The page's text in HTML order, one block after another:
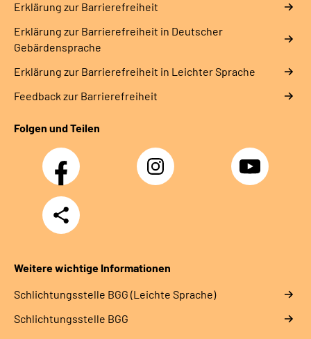
Erklärung zur Barrierefreiheit
Erklärung zur Barrierefreiheit in Deutscher
Gebärdensprache
Erklärung zur Barrierefreiheit in Leichter Sprache
Feedback zur Barrierefreiheit
Folgen und Teilen
Facebook Instagram YouTube
Teilen
Weitere wichtige Informationen
Schlich­tungs­stel­le BGG (Leichte Sprache)
Schlich­tungs­stel­le BGG